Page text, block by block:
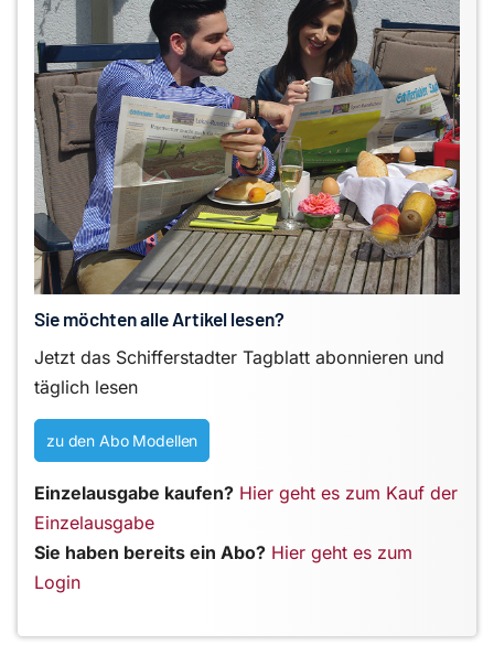
Sie möchten alle Artikel lesen?
Jetzt das Schifferstadter Tagblatt abonnieren und
täglich lesen
zu den Abo Modellen
Einzelausgabe kaufen? Hier geht es zum Kauf der
Einzelausgabe
Sie haben bereits ein Abo? Hier geht es zum
Login